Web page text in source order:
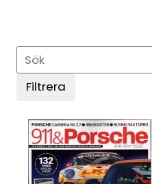
Sök
Filtrera